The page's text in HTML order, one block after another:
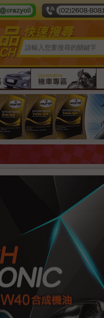
Line ID：crazy-
汽車專區